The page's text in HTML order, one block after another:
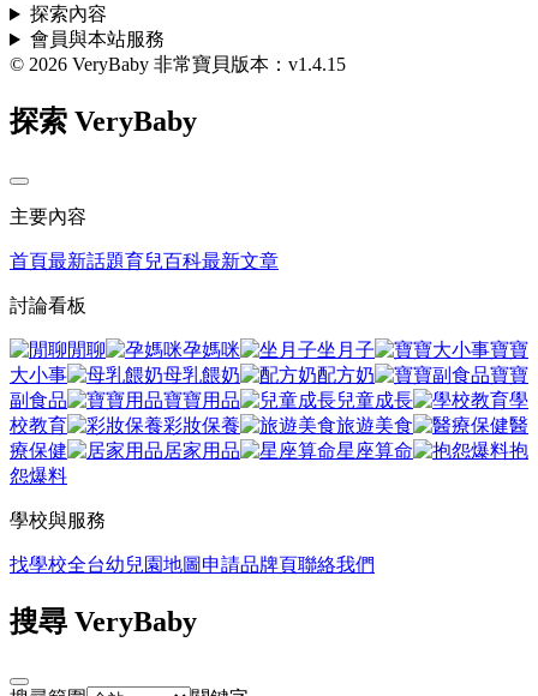
探索內容
會員與本站服務
© 2026 VeryBaby 非常寶貝版本：v1.4.15
探索 VeryBaby
主要內容
首頁最新話題育兒百科最新文章
討論看板
閒聊 孕媽咪 坐月子
寶寶
大小事
母乳餵奶 配方奶
寶寶
副食品
寶寶用品 兒童成長
學
校教育
彩妝保養 旅遊美食
醫
療保健
居家用品 星座算命
抱
怨爆料
學校與服務
找學校全台幼兒園地圖 申請品牌頁聯絡我們
搜尋 VeryBaby